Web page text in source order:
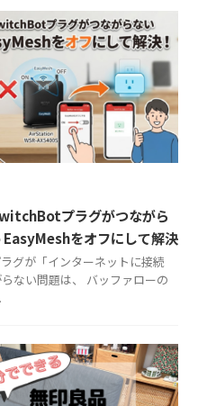
プラグがつながら
をオフにして解決
グが「インターネットに接続
ない問題は、 バッファローの